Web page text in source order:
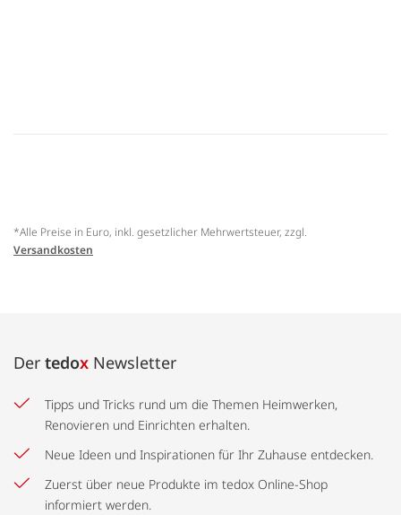
*Alle Preise in Euro, inkl. gesetzlicher Mehrwertsteuer, zzgl.
Versandkosten
Der tedox Newsletter
Tipps und Tricks rund um die Themen Heimwerken,
Renovieren und Einrichten erhalten.
Neue Ideen und Inspirationen für Ihr Zuhause entdecken.
Zuerst über neue Produkte im tedox Online-Shop
informiert werden.